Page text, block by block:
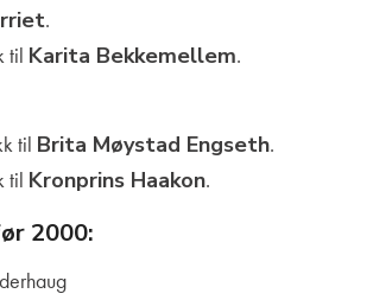
.
til Karita Bekkemellem.
til Brita Møystad Engseth.
til Kronprins Haakon.
2000: